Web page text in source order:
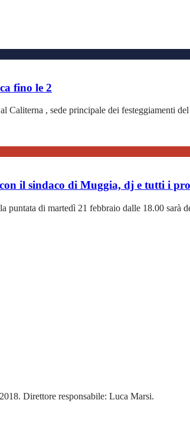
fino le 2
Caliterna , sede principale dei festeggiamenti
il sindaco di Muggia, dj e tutti i
di martedì 21 febbraio dalle 18.00 sarà
Direttore responsabile: Luca Marsi.